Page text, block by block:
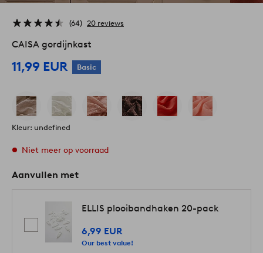
64 20 reviews
CAISA gordijnkast
11,99 EUR Basic
Kleur: undefined
Niet meer op voorraad
Aanvullen met
ELLIS plooibandhaken 20-pack
6,99 EUR
Our best value!